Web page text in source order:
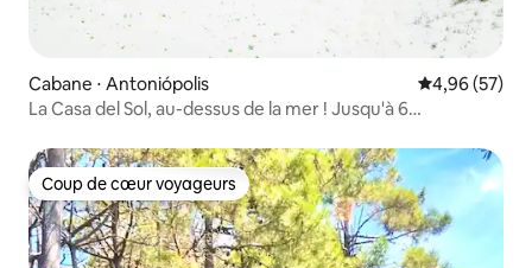
Cabane ⋅ Antoniópolis Évaluation
4,96 (57)
La Casa del Sol, au-dessus de la mer ! Jusqu'à 6
Coup de cœur voyageurs
Coup de cœur voyageurs